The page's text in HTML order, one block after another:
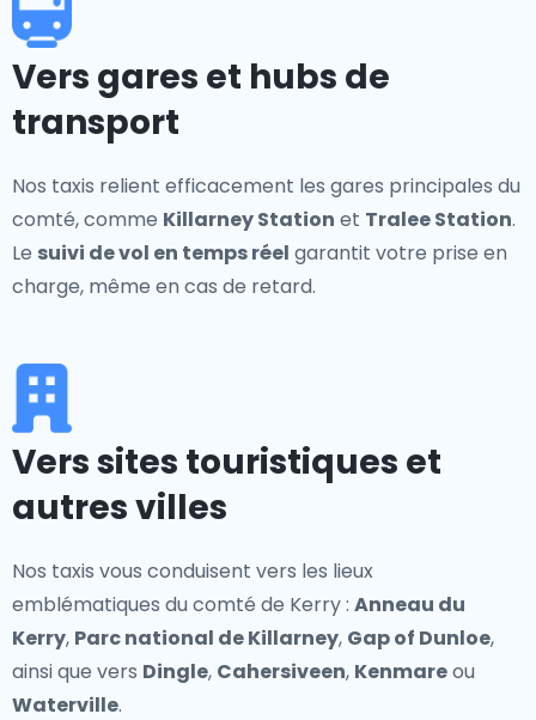
Vers gares et hubs de
transport
Nos taxis relient efficacement les gares principales du
comté, comme Killarney Station et Tralee Station.
Le suivi de vol en temps réel garantit votre prise en
charge, même en cas de retard.
Vers sites touristiques et
autres villes
Nos taxis vous conduisent vers les lieux
emblématiques du comté de Kerry : Anneau du
Kerry, Parc national de Killarney, Gap of Dunloe,
ainsi que vers Dingle, Cahersiveen, Kenmareou
Waterville.